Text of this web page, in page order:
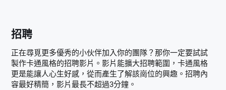
招聘
正在尋覓更多優秀的小伙伴加入你的團隊？那你一定要試試
製作卡通風格的招聘影片。影片能擴大招聘範圍，卡通風格
更是能讓人心生好感，從而產生了解該崗位的興趣。招聘內
容最好精簡，影片最長不超過3分鐘。